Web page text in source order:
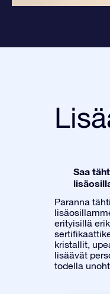
Saa
Paranna
erityisillä
kristallit,
lisäävät
todella